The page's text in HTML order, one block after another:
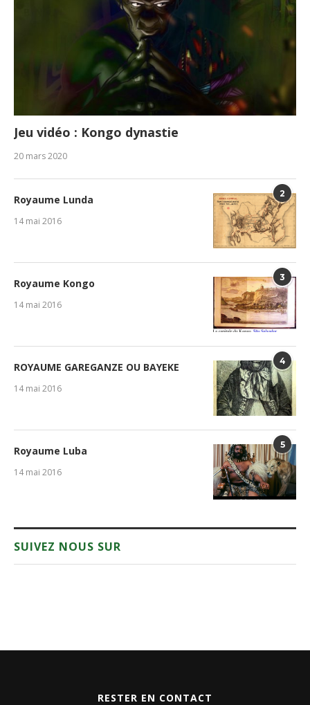
Jeu vidéo : Kongo dynastie
20 mars 2020
2
Royaume Lunda
14 mai 2016
3
Royaume Kongo
14 mai 2016
4
ROYAUME GAREGANZE OU BAYEKE
14 mai 2016
5
Royaume Luba
14 mai 2016
SUIVEZ NOUS SUR
RESTER EN CONTACT